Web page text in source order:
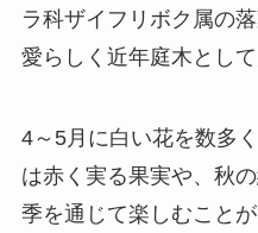
ラ科ザイフリボク属の
愛らしく近年庭木とし
4～5月に白い花を数多
は赤く実る果実や、秋
季を通じて楽しむことが